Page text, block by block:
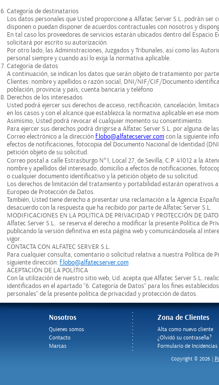
Categoría de destinatarios
Los datos personales que Usted proporcione a Alfatec Server S.L. podrán ser
disponen o puedan disponer de acuerdos contractuales con nosotros y
En tal caso los proveedores de servicios estarán ubicados dentro del Espacio
solicitará por escrito su autorización.
Por otro lado, las Administraciones, Juzgados y Tribunales, así como las
personal siempre y cuando así lo exija la normativa aplicable.
Categoría de datos
A continuación, se indican los datos que serán objeto de tratamiento por parte
Clientes: nombre y apellidos o razón social, DNI/NIF/CIF/Documento
población, provincia y país, cuenta bancaria y teléfono
Derechos de los interesados
Usted podrá ejercer sus derechos de acceso, rectificación, cancelación,
en los casos y con el alcance que establezca la normativa aplicable en ese
Asimismo, Usted podrá revocar el cualquier momento su consentimiento.
Para ejercer sus derechos podrá dirigirse a Alfatec Server S.L. por alguna de
Correo electrónico a la direcciónf.lobo@alfatecserver.comcon la siguiente
efectos de notificaciones, fotocopia del Documento Nacional de Identidad
petición objeto de su solicitud.
Correo postal a calle Estrasburgo N°1, Local 27, de Sevilla, C.P. 41012 a la
nombre y apellidos del interesado, domicilio a efectos de notificaciones,
o cualquier documento identificativo y la petición objeto de su solicitud.
Los derechos de limitación del tratamiento y portabilidad estarán operativos
Europeo de Protección de Datos.
También, Usted tiene derecho a presentar una reclamación a la Agencia
desacuerdo con la respuesta que ha recibido por parte de Alfatec Server S.L.
MODIFICACIONES EN LA POLÍTICA DE PRIVACIDAD Y PROTECCIÓN DE
Alfatec Server S.L. se reserva el derecho a modificar la presente Política de
publicando la versión definitiva en esta página web y comunicándosela al
vigor.
CONTACTA CON ALFATEC SERVER S.L.
Para cualquier consulta, comentario o solicitud relativa a nuestra Política de
siguiente dirección:f.lobo@alfatecserver.com
ACEPTACIÓN DE LA POLÍTICA
Con la utilización de nuestro sitio web, Ud. acepta que Alfatec Server S.L.
identificados en el apartado “6. Categoría de Datos” para los fines
personales” de la presente política de privacidad y protección de datos.
Nosotros
Quienes somos
Contacto
Marcas
Zona de Clientes
Alta como nuevo cliente
¿Olvidó su contraseña?
Formulario de Incidencias
Copyright © 2026 |